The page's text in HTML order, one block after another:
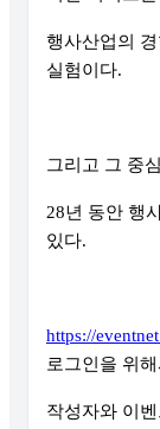
행사산업의
실험이다.
그리고 그 중
28년 동안 행
있다.
https://
로그인을 위
작성자와 이